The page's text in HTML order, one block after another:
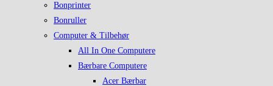
Bonprinter
Bonruller
Computer & Tilbehør
All In One Computere
Bærbare Computere
Acer Bærbar